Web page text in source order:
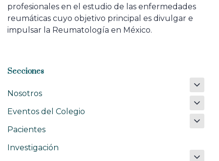
profesionales en el estudio de las enfermedades
reumáticas cuyo objetivo principal es divulgar e
impulsar la Reumatología en México.
Secciones
Nosotros
Eventos del Colegio
Pacientes
Investigación